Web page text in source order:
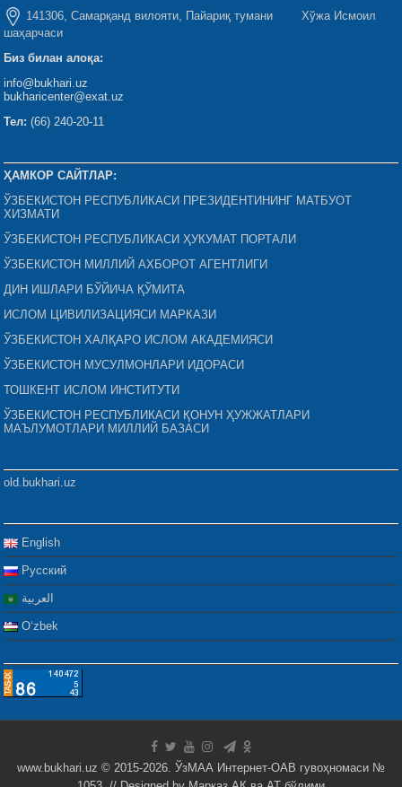
141306, Самарқанд вилояти, Пайариқ тумани Хўжа Исмоил
шаҳарчаси
Биз билан алоқа:
info@bukhari.uz
bukharicenter@exat.uz
Тел: (66) 240-20-11
ҲАМКОР САЙТЛАР:
ЎЗБЕКИСТОН РЕСПУБЛИКАСИ ПРЕЗИДЕНТИНИНГ МАТБУОТ
ХИЗМАТИ
ЎЗБЕКИСТОН РЕСПУБЛИКАСИ ҲУКУМАТ ПОРТАЛИ
ЎЗБЕКИСТОН МИЛЛИЙ АХБОРОТ АГЕНТЛИГИ
ДИН ИШЛАРИ БЎЙИЧА ҚЎМИТА
ИСЛОМ ЦИВИЛИЗАЦИЯСИ МАРКАЗИ
ЎЗБЕКИСТОН ХАЛҚАРО ИСЛОМ АКАДЕМИЯСИ
ЎЗБЕКИСТОН МУСУЛМОНЛАРИ ИДОРАСИ
ТОШКЕНТ ИСЛОМ ИНСТИТУТИ
ЎЗБЕКИСТОН РЕСПУБЛИКАСИ ҚОНУН ҲУЖЖАТЛАРИ
МАЪЛУМОТЛАРИ МИЛЛИЙ БАЗАСИ
old.bukhari.uz
English
Русский
العربية
Oʻzbek
www.bukhari.uz © 2015-2026. ЎзМАА Интернет-ОАВ гувоҳномаси №